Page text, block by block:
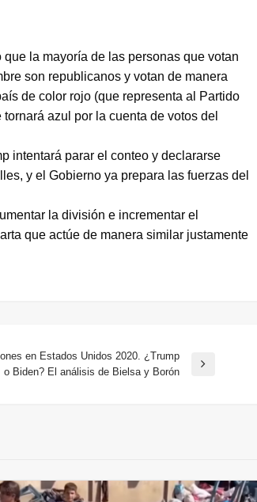
la mayoría de las personas que votan
son republicanos y votan de manera
de color rojo (que representa al Partido
azul por la cuenta de votos del
intentará parar el conteo y declararse
y el Gobierno ya prepara las fuerzas del
la división e incrementar el
que actúe de manera similar justamente
en Estados Unidos 2020. ¿Trump
o Biden? El análisis de Bielsa y Borón